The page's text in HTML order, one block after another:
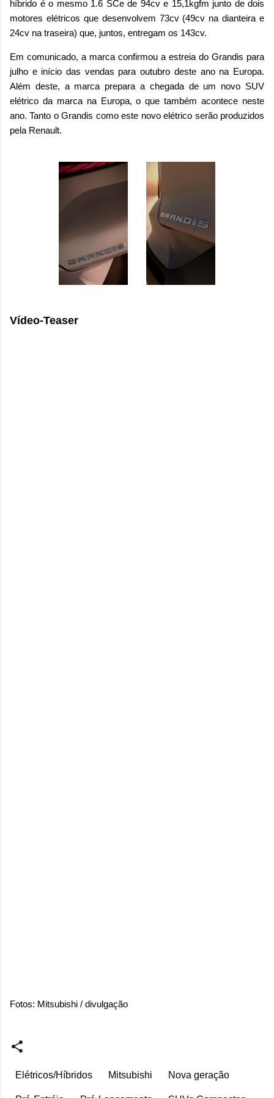
híbrido é o mesmo 1.6 SCe de 94cv e 15,1kgfm junto de dois
motores elétricos que desenvolvem 73cv (49cv na dianteira e
24cv na traseira) que, juntos, entregam os 143cv.
Em comunicado, a marca confirmou a estreia do Grandis para
julho e início das vendas para outubro deste ano na Europa.
Além deste, a marca prepara a chegada de um novo SUV
elétrico da marca na Europa, o que também acontece neste
ano. Tanto o Grandis como este novo elétrico serão produzidos
pela Renault.
Vídeo-Teaser
Fotos: Mitsubishi / divulgação
Elétricos/Híbridos Mitsubishi Nova geração